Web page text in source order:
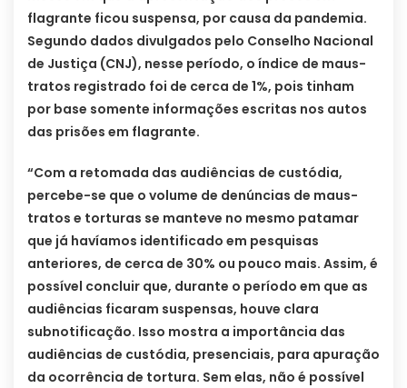
flagrante ficou suspensa, por causa da pandemia.
Segundo dados divulgados pelo Conselho Nacional
de Justiça (CNJ), nesse período, o índice de maus-
tratos registrado foi de cerca de 1%, pois tinham
por base somente informações escritas nos autos
das prisões em flagrante.
“Com a retomada das audiências de custódia,
percebe-se que o volume de denúncias de maus-
tratos e torturas se manteve no mesmo patamar
que já havíamos identificado em pesquisas
anteriores, de cerca de 30% ou pouco mais. Assim, é
possível concluir que, durante o período em que as
audiências ficaram suspensas, houve clara
subnotificação. Isso mostra a importância das
audiências de custódia, presenciais, para apuração
da ocorrência de tortura. Sem elas, não é possível